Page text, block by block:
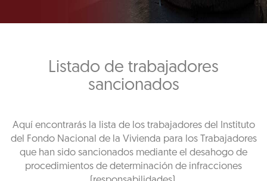
Listado de trabajadores
sancionados
Aquí encontrarás la lista de los trabajadores del Instituto
del Fondo Nacional de la Vivienda para los Trabajadores
que han sido sancionados mediante el desahogo de
procedimientos de determinación de infracciones